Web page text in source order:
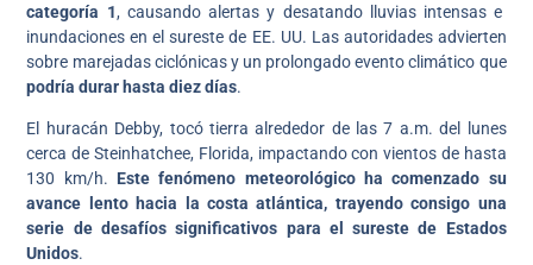
categoría 1, causando alertas y desatando lluvias intensas e
inundaciones en el sureste de EE. UU. Las autoridades advierten
sobre marejadas ciclónicas y un prolongado evento climático que
podría durar hasta diez días.
El huracán Debby, tocó tierra alrededor de las 7 a.m. del lunes
cerca de Steinhatchee, Florida, impactando con vientos de hasta
130 km/h. Este fenómeno meteorológico ha comenzado su
avance lento hacia la costa atlántica, trayendo consigo una
serie de desafíos significativos para el sureste de Estados
Unidos.